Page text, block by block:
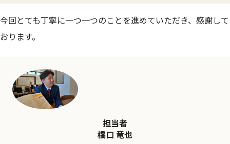
今回とても丁寧に一つ一つのことを進めていただき、感謝して
おります。
担当者
橋口 竜也